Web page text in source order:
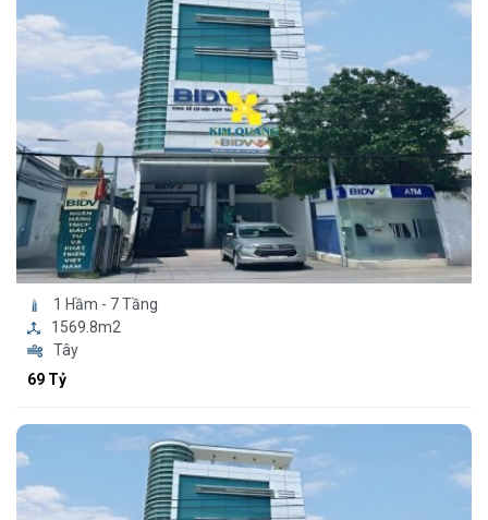
1 Hầm - 7 Tầng
1569.8m2
Tây
69 Tỷ